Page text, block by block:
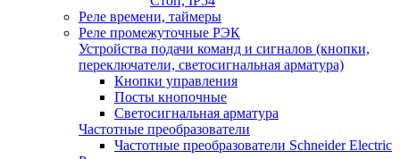
Реле времени, таймеры
Реле промежуточные РЭК
Устройства подачи команд и сигналов (кнопки,
переключатели, светосигнальная арматура)
Кнопки управления
Посты кнопочные
Светосигнальная арматура
Частотные преобразователи
Частотные преобразователи Schneider Electric